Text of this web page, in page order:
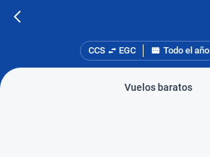
CCS EGC Todo el año
Vuelos baratos